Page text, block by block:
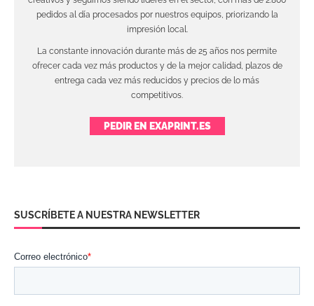
pedidos al día procesados por nuestros equipos, priorizando la
impresión local.
La constante innovación durante más de 25 años nos permite
ofrecer cada vez más productos y de la mejor calidad, plazos de
entrega cada vez más reducidos y precios de lo más
competitivos.
PEDIR EN EXAPRINT.ES
SUSCRÍBETE A NUESTRA NEWSLETTER